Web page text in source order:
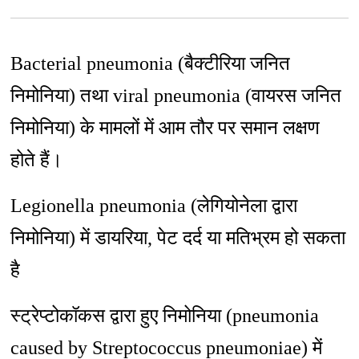
Bacterial pneumonia (बैक्टीरिया जनित
निमोनिया) तथा viral pneumonia (वायरस जनित
निमोनिया) के मामलों में आम तौर पर समान लक्षण
होते हैं।
Legionella pneumonia (लेगियोनेला द्वारा
निमोनिया) में डायरिया, पेट दर्द या मतिभ्रम हो सकता
है
स्ट्रेप्टोकॉकस द्वारा हुए निमोनिया (pneumonia
caused by Streptococcus pneumoniae) में